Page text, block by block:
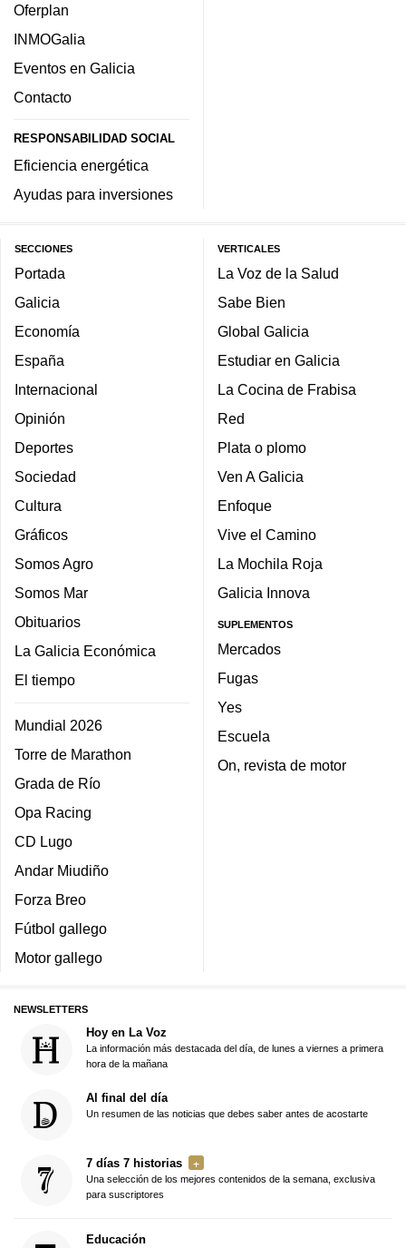
Oferplan
INMOGalia
Eventos en Galicia
Contacto
RESPONSABILIDAD SOCIAL
Eficiencia energética
Ayudas para inversiones
SECCIONES
Portada
Galicia
Economía
España
Internacional
Opinión
Deportes
Sociedad
Cultura
Gráficos
Somos Agro
Somos Mar
Obituarios
La Galicia Económica
El tiempo
Mundial 2026
Torre de Marathon
Grada de Río
Opa Racing
CD Lugo
Andar Miudiño
Forza Breo
Fútbol gallego
Motor gallego
VERTICALES
La Voz de la Salud
Sabe Bien
Global Galicia
Estudiar en Galicia
La Cocina de Frabisa
Red
Plata o plomo
Ven A Galicia
Enfoque
Vive el Camino
La Mochila Roja
Galicia Innova
SUPLEMENTOS
Mercados
Fugas
Yes
Escuela
On, revista de motor
NEWSLETTERS
Hoy en La Voz
La información más destacada del día, de lunes a viernes a primera
hora de la mañana
Al final del día
Un resumen de las noticias que debes saber antes de acostarte
7 días 7 historias
Una selección de los mejores contenidos de la semana, exclusiva
para suscriptores
Educación